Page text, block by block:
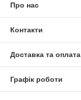
Про нас
Контакти
Доставка та оплата
Графік роботи